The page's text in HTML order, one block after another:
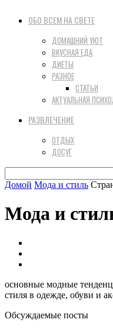
ОБО ВСЕМ НА СВЕТЕ
ДОМАШНИЙ УЮТ
ВКУСНАЯ ЕДА
ДИЕТЫ
РАЗНОЕ
СТАТЬИ
АКТУАЛЬНАЯ
РАЗВЛЕЧЕНИЕ
ОТДЫХ
ДОСУГ
Домой Мода и стиль
Мода и
основные модные
стиля в одежде, обуви и
Обсуждаемые посты